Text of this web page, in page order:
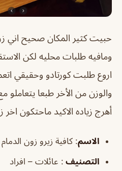
حبيت كثير المكان صحيح اني
ومافيه طلبات محليه لكن
اروع طلبت كورتادو وحقيقي
والوزن من الأخر طبعا
أهرج زياده الاكيد ماحتكون اخر
الاسم: كافية زيرو زون الدمام
التصنيف : عائلات – افراد